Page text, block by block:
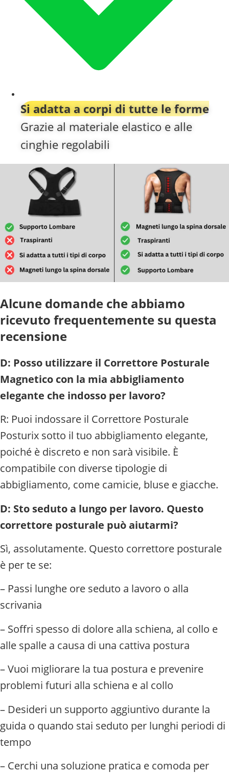
Si adatta a corpi di tutte le forme
Grazie al materiale elastico e alle
cinghie regolabili
Alcune domande che abbiamo
ricevuto frequentemente su questa
recensione
D: Posso utilizzare il Correttore Posturale
Magnetico con la mia abbigliamento
elegante che indosso per lavoro?
R: Puoi indossare il Correttore Posturale
Posturix sotto il tuo abbigliamento elegante,
poiché è discreto e non sarà visibile. È
compatibile con diverse tipologie di
abbigliamento, come camicie, bluse e giacche.
D: Sto seduto a lungo per lavoro. Questo
correttore posturale può aiutarmi?
Sì, assolutamente. Questo correttore posturale
è per te se:
– Passi lunghe ore seduto a lavoro o alla
scrivania
– Soffri spesso di dolore alla schiena, al collo e
alle spalle a causa di una cattiva postura
– Vuoi migliorare la tua postura e prevenire
problemi futuri alla schiena e al collo
– Desideri un supporto aggiuntivo durante la
guida o quando stai seduto per lunghi periodi di
tempo
– Cerchi una soluzione pratica e comoda per